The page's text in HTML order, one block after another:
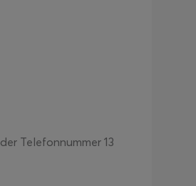
Telefonnummer 13